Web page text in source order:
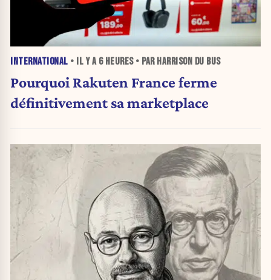
INTERNATIONAL • IL Y A 6 HEURES• PAR HARRISON DU BUS
Pourquoi Rakuten France ferme
définitivement sa marketplace